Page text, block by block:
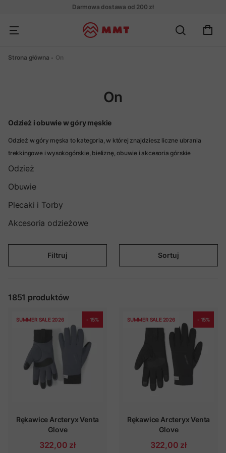
Darmowa dostawa od 200 zł
Strona główna On
On
Odzież i obuwie w góry męskie
Odzież w góry męska to kategoria, w której znajdziesz liczne ubrania
trekkingowe i wysokogórskie, bieliznę, obuwie i akcesoria górskie
najwyższej jakości. Naszą odzież górską tworzymy dla wszystkich, którzy
bezpieczny, z zachowaniem najwyższego poziomu komfortu.
Odzież
Obuwie
Plecaki i Torby
Akcesoria odzieżowe
Filtruj Sortuj
1851 produktów
SUMMER SALE 2026 - 15%
Rękawice Arcteryx Venta
Glove
322,00 zł
SUMMER SALE 2026 - 15%
Rękawice Arcteryx Venta
Glove
322,00 zł